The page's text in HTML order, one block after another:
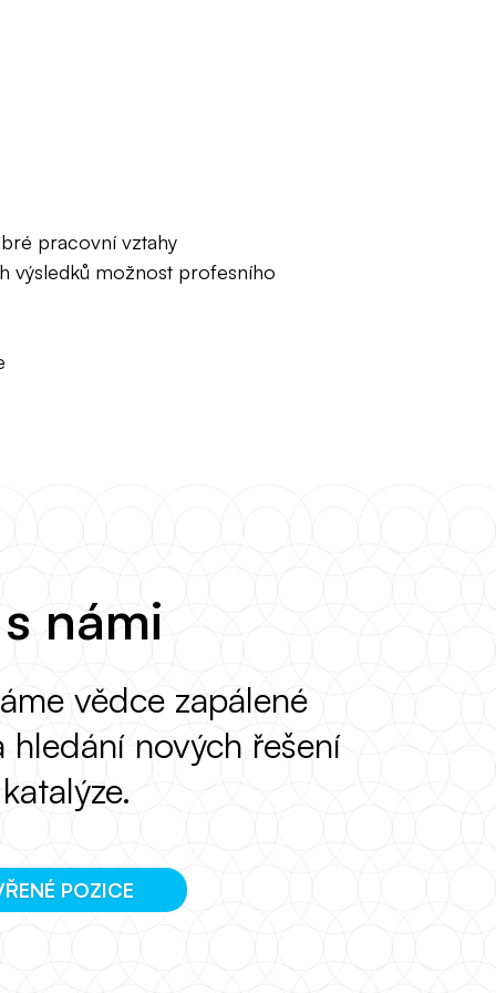
pracovní vztahy
výsledků možnost profesního
námi
vědce zapálené
nových řešení
POZICE